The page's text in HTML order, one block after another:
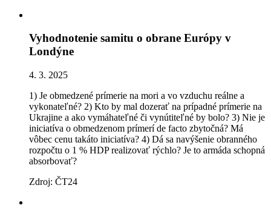
Vyhodnotenie samitu o obrane Európy v
Londýne
4. 3. 2025
1) Je obmedzené prímerie na mori a vo vzduchu reálne a
vykonateľné? 2) Kto by mal dozerať na prípadné prímerie na
Ukrajine a ako vymáhateľné či vynútiteľné by bolo? 3) Nie je
iniciatíva o obmedzenom prímerí de facto zbytočná? Má
vôbec cenu takáto iniciatíva? 4) Dá sa navýšenie obranného
rozpočtu o 1 % HDP realizovať rýchlo? Je to armáda schopná
absorbovať?
Zdroj: ČT24